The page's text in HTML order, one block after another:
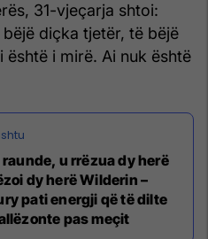
31-vjeçarja shtoi:
diçka tjetër, të bëjë
i mirë. Ai nuk është
raunde, u rrëzua dy herë
dy herë Wilderin –
pati energji që të dilte
pas meçit